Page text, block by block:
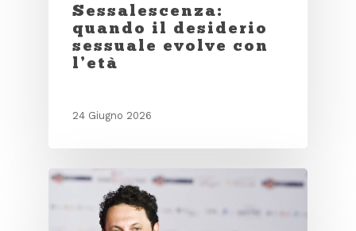
Sessalescenza:
quando il desiderio
sessuale evolve con
l’età
24 Giugno 2026